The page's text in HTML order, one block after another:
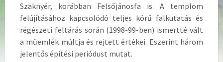
Szaknyér, korábban Felsőjánosfa is. A templom
felújításához kapcsolódó teljes körű falkutatás és
régészeti feltárás során (1998-99-ben) ismertté vált
a műemlék múltja és rejtett értékei. Eszerint három
jelentős építési periódust mutat.